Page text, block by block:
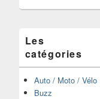
pour
latérale
Les
catégories
Auto / Moto / Vélo
Buzz